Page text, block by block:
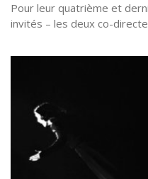
Pour leur quatrième et
invités – les deux co-